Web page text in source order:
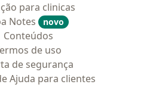
para clinicas
Notes
novo
Conteúdos
de uso
de segurança
Ajuda para clientes